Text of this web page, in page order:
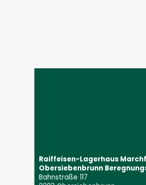
Raiffeisen-Lagerhaus
Obersiebenbrunn
Bahnstraße 117